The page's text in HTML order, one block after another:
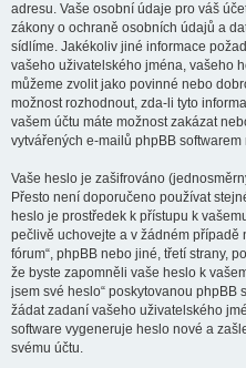
adresu. Vaše osobní údaje pro váš
zákony o ochraně osobních údajů a
sídlíme. Jakékoliv jiné informace
vašeho uživatelského jména, vašeho
můžeme zvolit jako povinné nebo
možnost rozhodnout, zda-li tyto
vašem účtu máte možnost zakázat
vytvářených e-mailů phpBB softwarem
Vaše heslo je zašifrováno
Přesto není doporučeno používat
heslo je prostředek k přístupu k
pečlivě uchovejte a v žádném případě
fórum“, phpBB nebo jiné, třetí strany,
že byste zapomněli vaše heslo k
jsem své heslo“ poskytovanou phpBB
žádat zadaní vašeho uživatelského
software vygeneruje heslo nové a
svému účtu.